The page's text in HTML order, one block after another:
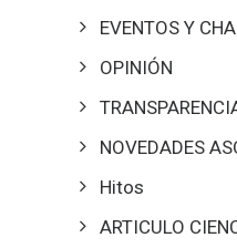
EVENTOS Y
OPINIÓN
NOVEDADES
Hitos
ARTICULO